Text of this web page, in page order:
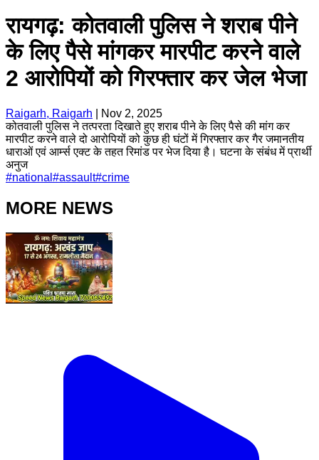
रायगढ़: कोतवाली पुलिस ने शराब पीने
के लिए पैसे मांगकर मारपीट करने वाले
2 आरोपियों को गिरफ्तार कर जेल भेजा
Raigarh, Raigarh
Nov 2, 2025
कोतवाली पुलिस ने तत्परता दिखाते हुए शराब पीने के लिए पैसे की मांग कर
मारपीट करने वाले दो आरोपियों को कुछ ही घंटों में गिरफ्तार कर गैर जमानतीय
धाराओं एवं आर्म्स एक्ट के तहत रिमांड पर भेज दिया है। घटना के संबंध में प्रार्थी
अनुज
#national #assault#crime
MORE NEWS